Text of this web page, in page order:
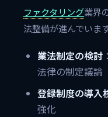
ファクタリング業界
法整備が進んでいま
業法制定の検討
法律の制定議論
登録制度の導入
強化